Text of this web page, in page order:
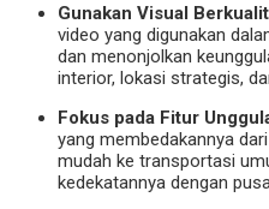
Gunakan Visual
video yang digunakan
dan menonjolkan
interior, lokasi strategis,
Fokus pada Fitur
yang membedakannya
mudah ke transportasi
kedekatannya dengan